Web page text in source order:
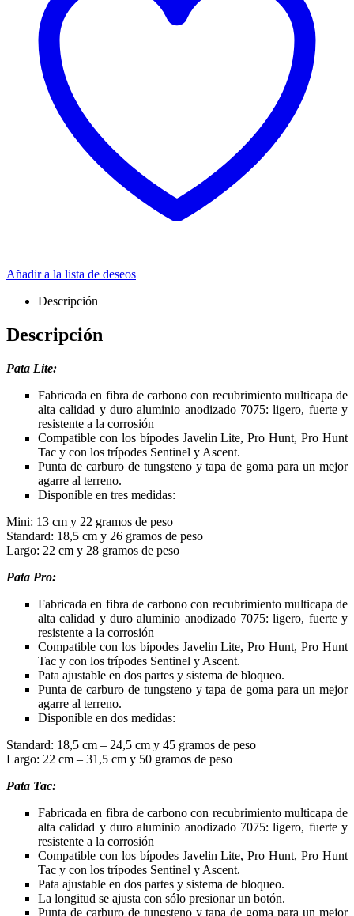
Añadir a la lista de deseos
Descripción
Descripción
Pata Lite:
Fabricada en fibra de carbono con recubrimiento multicapa de
alta calidad y duro aluminio anodizado 7075: ligero, fuerte y
resistente a la corrosión
Compatible con los bípodes Javelin Lite, Pro Hunt, Pro Hunt
Tac y con los trípodes Sentinel y Ascent.
Punta de carburo de tungsteno y tapa de goma para un mejor
agarre al terreno.
Disponible en tres medidas:
Mini: 13 cm y 22 gramos de peso
Standard: 18,5 cm y 26 gramos de peso
Largo: 22 cm y 28 gramos de peso
Pata Pro:
Fabricada en fibra de carbono con recubrimiento multicapa de
alta calidad y duro aluminio anodizado 7075: ligero, fuerte y
resistente a la corrosión
Compatible con los bípodes Javelin Lite, Pro Hunt, Pro Hunt
Tac y con los trípodes Sentinel y Ascent.
Pata ajustable en dos partes y sistema de bloqueo.
Punta de carburo de tungsteno y tapa de goma para un mejor
agarre al terreno.
Disponible en dos medidas:
Standard: 18,5 cm – 24,5 cm y 45 gramos de peso
Largo: 22 cm – 31,5 cm y 50 gramos de peso
Pata Tac:
Fabricada en fibra de carbono con recubrimiento multicapa de
alta calidad y duro aluminio anodizado 7075: ligero, fuerte y
resistente a la corrosión
Compatible con los bípodes Javelin Lite, Pro Hunt, Pro Hunt
Tac y con los trípodes Sentinel y Ascent.
Pata ajustable en dos partes y sistema de bloqueo.
La longitud se ajusta con sólo presionar un botón.
Punta de carburo de tungsteno y tapa de goma para un mejor